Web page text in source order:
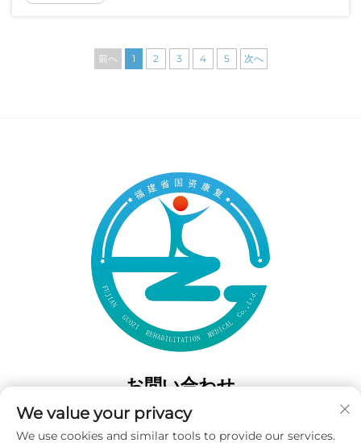
前へ 1 2 3 4 5 次へ
お問い合わせ
Add: 中国福建省福州市西門高風南路50番地
電話番号：+86-19859128239
We value your privacy
We use cookies and similar tools to provide our services.